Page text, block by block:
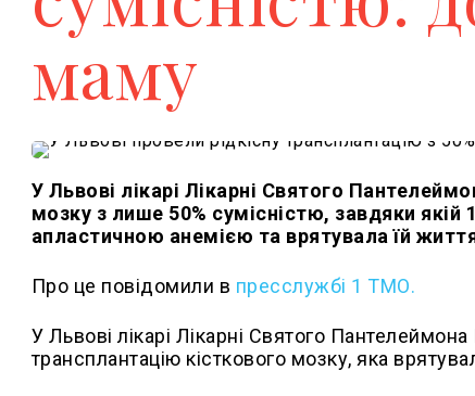
маму
У Львові лікарі Лікарні Святого
мозку з лише 50% сумісністю, завдяки
апластичною анемією та врятувала їй
Про це повідомили в пресслужбі 1 ТМО.
У Львові лікарі Лікарні Святого
трансплантацію кісткового мозку, яка